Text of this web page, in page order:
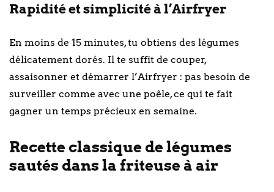
Rapidité et simplicité à l’Airfryer
En moins de 15 minutes, tu obtiens des légumes
délicatement dorés. Il te suffit de couper,
assaisonner et démarrer l’Airfryer : pas besoin de
surveiller comme avec une poêle, ce qui te fait
gagner un temps précieux en semaine.
Recette classique de légumes
sautés dans la friteuse à air